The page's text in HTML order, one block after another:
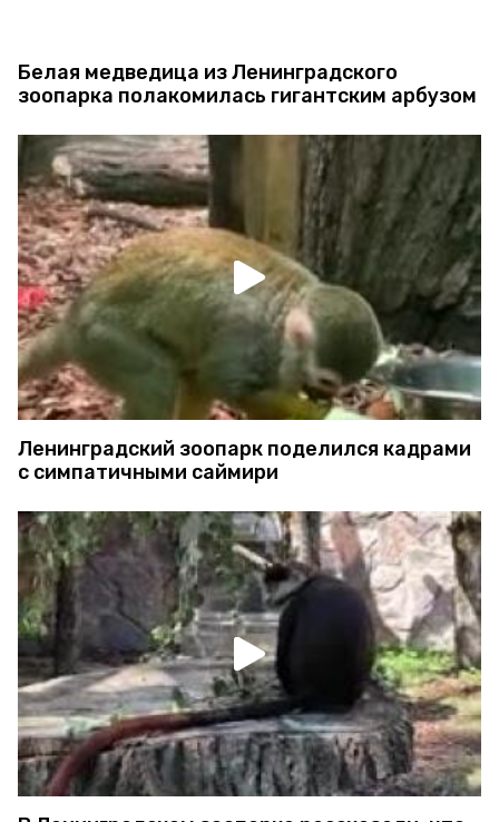
Белая медведица из Ленинградского
зоопарка полакомилась гигантским арбузом
Ленинградский зоопарк поделился кадрами
с симпатичными саймири